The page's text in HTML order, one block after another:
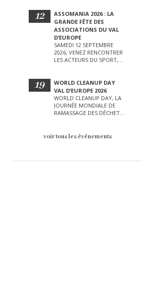
12
ASSOMANIA 2026 : LA
GRANDE FÊTE DES
ASSOCIATIONS DU VAL
D’EUROPE
SAMEDI 12 SEPTEMBRE
2026, VENEZ RENCONTRER
LES ACTEURS DU SPORT,
D’AUTRES LORS DE CETTE
JOURNÉE EXCEPTIONNELLE.
19
WORLD CLEANUP DAY
VAL D’EUROPE 2026
WORLD CLEANUP DAY, LA
JOURNÉE MONDIALE DE
RAMASSAGE DES DÉCHETS
D’EUROPE !
voir tous les événements